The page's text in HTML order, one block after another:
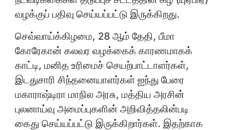
வழக்குப் பதிவு செய்யப்பட்டு இருக்கிறது.
செவ்வாய்க்கிழமை, 28 ஆம் தேதி, பீமா
கோரேகான் கலவர வழக்கைக் காரணமாகக்
காட்டி, மனித உரிமைச் செயற்பாட்டாளர்கள்,
இடதுசாரி சிந்தனையாளர்கள் ஐந்து பேரை
மகாராஷ்டிரா மாநில அரசு, மத்திய அரசின்
புலனாய்வு அமைப்புகளின் அறிவித்தலின்படி
கைது செய்யப்பட்டு இருக்கிறார்கள். இதற்காக